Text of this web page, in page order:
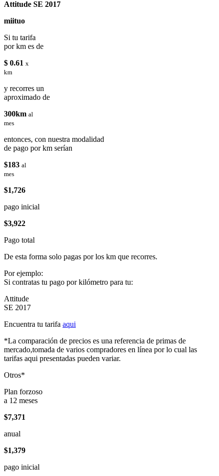
Attitude SE 2017
miituo
Si tu tarifa
por km es de
$ 0.61 x
km
y recorres un
aproximado de
300km al
mes
entonces, con nuestra modalidad
de pago por km serían
$183 al
mes
$1,726
pago inicial
$3,922
Pago total
De esta forma solo pagas por los km que recorres.
Por ejemplo:
Si contratas tu pago por kilómetro para tu:
Attitude
SE 2017
Encuentra tu tarifa aqui
*La comparación de precios es una referencia de primas de
mercado,tomada de varios compradores en línea por lo cual las
tarifas aqui presentadas pueden variar.
Otros*
Plan forzoso
a 12 meses
$7,371
anual
$1,379
pago inicial